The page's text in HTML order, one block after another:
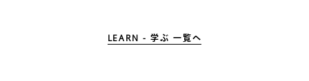
LEARN - 学ぶ 一覧へ